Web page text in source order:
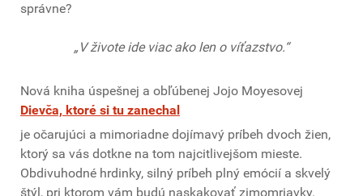
správne?
„V živote ide viac ako len o víťazstvo.“
Nová kniha úspešnej a obľúbenej Jojo Moyesovej
Dievča, ktoré si tu zanechal
je očarujúci a mimoriadne dojímavý príbeh dvoch žien,
ktorý sa vás dotkne na tom najcitlivejšom mieste.
Obdivuhodné hrdinky, silný príbeh plný emócií a skvelý
štýl, pri ktorom vám budú naskakovať zimomriavky.